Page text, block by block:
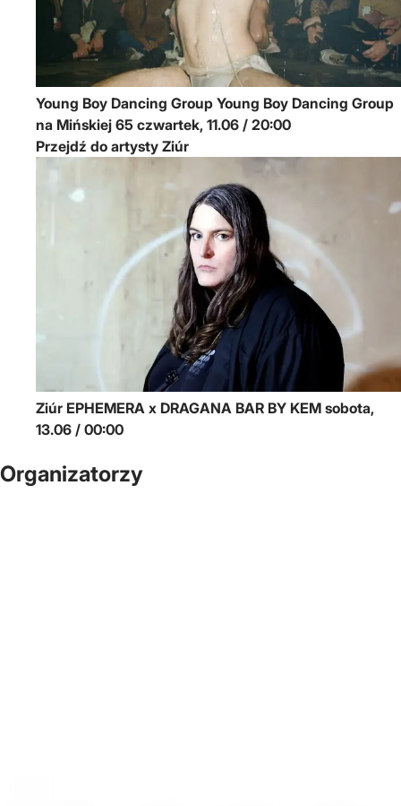
Young Boy Dancing Group Young Boy Dancing Group
na Mińskiej 65
czwartek, 11.06 / 20:00
Przejdź do artysty Ziúr
Ziúr EPHEMERA x DRAGANA BAR BY KEM sobota,
13.06 / 00:00
Organizatorzy